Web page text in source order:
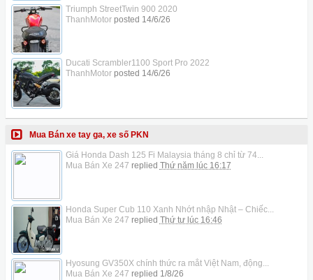
Triumph StreetTwin 900 2020
ThanhMotorposted 14/6/26
Ducati Scrambler1100 Sport Pro 2022
ThanhMotorposted 14/6/26
Mua Bán xe tay ga, xe số PKN
Giá Honda Dash 125 Fi Malaysia tháng 8 chỉ từ 74...
Mua Bán Xe 247 replied Thứ năm lúc 16:17
Honda Super Cub 110 Xanh Nhớt nhập Nhật – Chiếc...
Mua Bán Xe 247 replied Thứ tư lúc 16:46
Hyosung GV350X chính thức ra mắt Việt Nam, động...
Mua Bán Xe 247 replied 1/8/26